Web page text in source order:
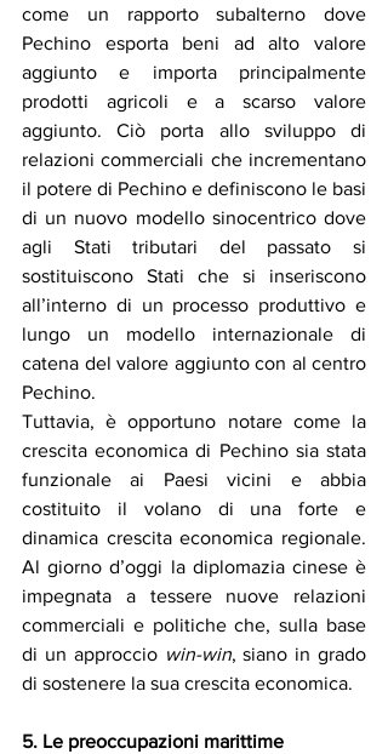
come un rapporto subalterno dove
Pechino esporta beni ad alto valore
aggiunto e importa principalmente
prodotti agricoli e a scarso valore
aggiunto. Ciò porta allo sviluppo di
relazioni commerciali che incrementano
il potere di Pechino e definiscono le basi
di un nuovo modello sinocentrico dove
agli Stati tributari del passato si
sostituiscono Stati che si inseriscono
all’interno di un processo produttivo e
lungo un modello internazionale di
catena del valore aggiunto con al centro
Pechino.
Tuttavia, è opportuno notare come la
crescita economica di Pechino sia stata
funzionale ai Paesi vicini e abbia
costituito il volano di una forte e
dinamica crescita economica regionale.
Al giorno d’oggi la diplomazia cinese è
impegnata a tessere nuove relazioni
commerciali e politiche che, sulla base
di un approccio win-win, siano in grado
di sostenere la sua crescita economica.
5. Le preoccupazioni marittime